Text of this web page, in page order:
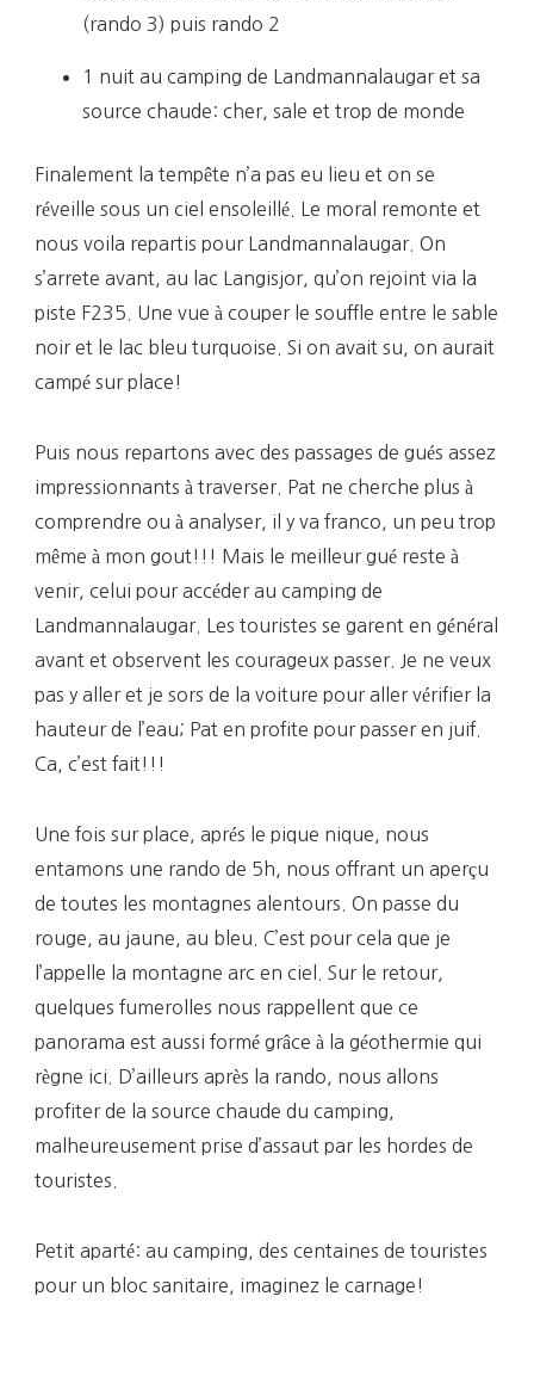
(rando 3) puis rando 2
1 nuit au camping de Landmannalaugar et sa
source chaude: cher, sale et trop de monde
Finalement la tempête n’a pas eu lieu et on se
réveille sous un ciel ensoleillé. Le moral remonte et
nous voila repartis pour Landmannalaugar. On
s’arrete avant, au lac Langisjor, qu’on rejoint via la
piste F235. Une vue à couper le souffle entre le sable
noir et le lac bleu turquoise. Si on avait su, on aurait
campé sur place!
Puis nous repartons avec des passages de gués assez
impressionnants à traverser. Pat ne cherche plus à
comprendre ou à analyser, il y va franco, un peu trop
même à mon gout!!! Mais le meilleur gué reste à
venir, celui pour accéder au camping de
Landmannalaugar. Les touristes se garent en général
avant et observent les courageux passer. Je ne veux
pas y aller et je sors de la voiture pour aller vérifier la
hauteur de l’eau; Pat en profite pour passer en juif.
Ca, c’est fait!!!
Une fois sur place, aprés le pique nique, nous
entamons une rando de 5h, nous offrant un aperçu
de toutes les montagnes alentours. On passe du
rouge, au jaune, au bleu. C’est pour cela que je
l’appelle la montagne arc en ciel. Sur le retour,
quelques fumerolles nous rappellent que ce
panorama est aussi formé grâce à la géothermie qui
règne ici. D’ailleurs après la rando, nous allons
profiter de la source chaude du camping,
malheureusement prise d’assaut par les hordes de
touristes.
Petit aparté: au camping, des centaines de touristes
pour un bloc sanitaire, imaginez le carnage!